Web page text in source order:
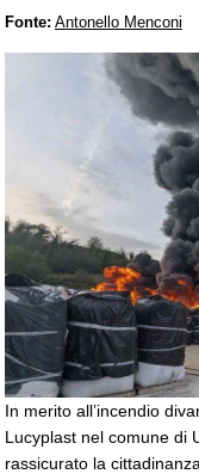
Fonte: Antonello Menconi
In merito all’incendio
Lucyplast nel comune di
rassicurato la